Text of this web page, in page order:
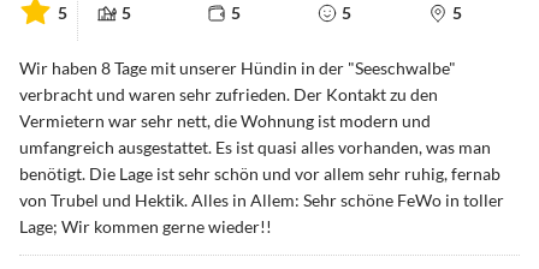
5 5 5 5 5
Wir haben 8 Tage mit unserer Hündin in der "Seeschwalbe"
verbracht und waren sehr zufrieden. Der Kontakt zu den
Vermietern war sehr nett, die Wohnung ist modern und
umfangreich ausgestattet. Es ist quasi alles vorhanden, was man
benötigt. Die Lage ist sehr schön und vor allem sehr ruhig, fernab
von Trubel und Hektik. Alles in Allem: Sehr schöne FeWo in toller
Lage; Wir kommen gerne wieder!!